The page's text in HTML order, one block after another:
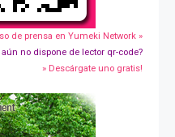
de prensa en Yumeki Network »
no dispone de lector qr-code?
» Descárgate uno gratis!